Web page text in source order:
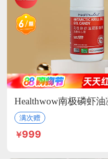
Healthwow南极磷虾
贵组
满次赠
999